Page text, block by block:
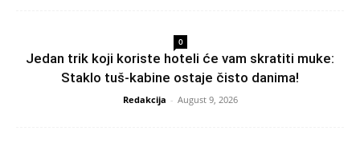
0
Jedan trik koji koriste hoteli će vam skratiti muke:
Staklo tuš-kabine ostaje čisto danima!
Redakcija - August 9, 2026